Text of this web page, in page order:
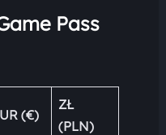
Pass
(€)
ZŁ
(PLN)